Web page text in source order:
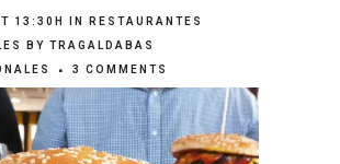
13:30H IN
RESTAURANTES
BY TRAGALDABAS
3 COMMENTS